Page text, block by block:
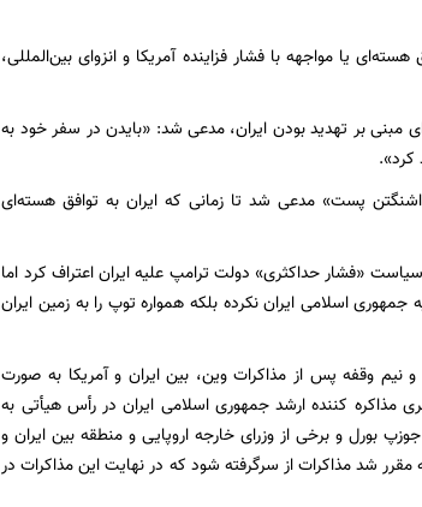
یا مواجهه با فشار فزاینده آمریکا و انزوای بین‌المللی،
مبنی بر تهدید بودن ایران، مدعی شد: «بایدن در سفر خود به
کرد».
پست» مدعی شد تا زمانی که ایران به توافق هسته‌ای
«فشار حداکثری» دولت ترامپ علیه ایران اعتراف کرد اما
اسلامی ایران نکرده بلکه همواره توپ را به زمین ایران
وقفه پس از مذاکرات وین، بین ایران و آمریکا به صورت
مذاکره کننده ارشد جمهوری اسلامی ایران در رأس هیأتی به
بورل و برخی از وزرای خارجه اروپایی و منطقه بین ایران و
شد مذاکرات از سرگرفته شود که در نهایت این مذاکرات در